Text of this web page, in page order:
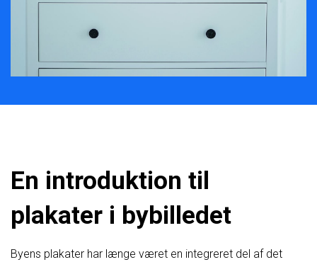
En introduktion til
plakater i bybilledet
Byens plakater har længe været en integreret del af det